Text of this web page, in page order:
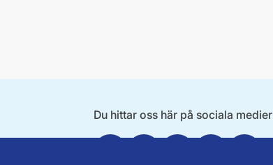
Du hittar oss här på sociala medier
FacebookTwitterInstagramLinkedinYoutube